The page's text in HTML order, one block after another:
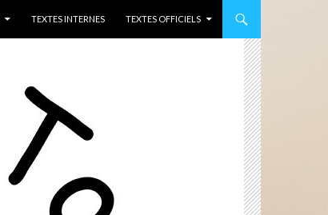
TEXTES INTERNES TEXTES OFFICIELS